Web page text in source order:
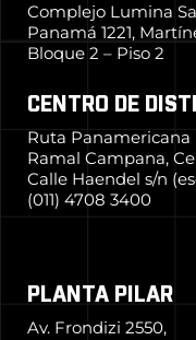
Complejo Lumina
Panamá 1221,
Bloque 2 – Piso 2
CENTRO DE
Ruta Panamericana
Ramal Campana,
Calle Haendel s/n
(011) 4708 3400
PLANTA PILAR
Av. Frondizi 2550,